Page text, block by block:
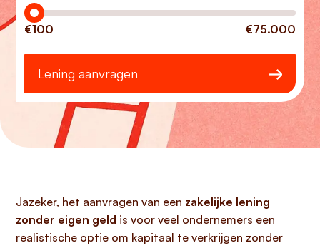
€100 €75.000
Lening aanvragen
Jazeker, het aanvragen van een zakelijke lening
zonder eigen geld is voor veel ondernemers een
realistische optie om kapitaal te verkrijgen zonder